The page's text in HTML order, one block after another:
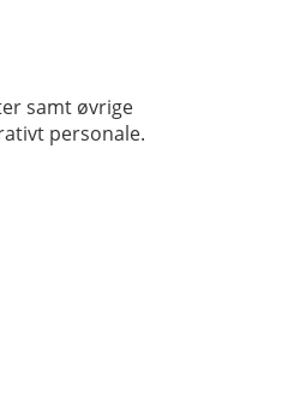
samt øvrige
personale.